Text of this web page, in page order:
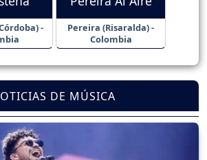
-
Pereira (Risaralda) -
Colombia
DE MÚSICA